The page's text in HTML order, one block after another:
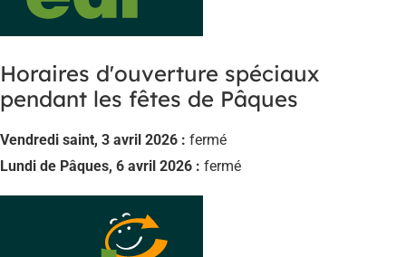
Horaires d'ouverture spéciaux
pendant les fêtes de Pâques
Vendredi saint, 3 avril 2026 : fermé
Lundi de Pâques, 6 avril 2026 : fermé